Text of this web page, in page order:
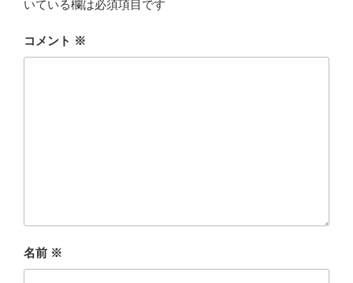
いている欄は必須項目です
コメント ※
名前 ※